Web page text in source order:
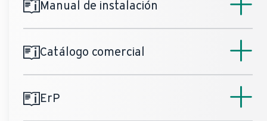
Manual de instalación
uniSTOR Manual de instalación
VIH Q 75/2 B
Catálogo comercial
uniSTOR
VIH Q 75/2 B
ErP